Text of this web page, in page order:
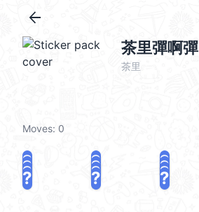
arrow_back
茶里彈啊彈
茶里
Moves: 0
? ? ?
? ? ?
? ? ?
? ? ?